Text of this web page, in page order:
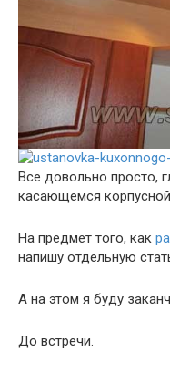
Все довольно просто,
касающемся
На предмет того, как
напишу отдельную
А на этом я буду
До встречи.